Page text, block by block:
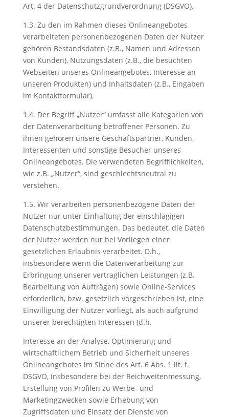
Art. 4 der Datenschutzgrundverordnung (DSGVO).
1.3. Zu den im Rahmen dieses Onlineangebotes
verarbeiteten personenbezogenen Daten der Nutzer
gehören Bestandsdaten (z.B., Namen und Adressen
von Kunden), Nutzungsdaten (z.B., die besuchten
Webseiten unseres Onlineangebotes, Interesse an
unseren Produkten) und Inhaltsdaten (z.B., Eingaben
im Kontaktformular).
1.4. Der Begriff „Nutzer“ umfasst alle Kategorien von
der Datenverarbeitung betroffener Personen. Zu
ihnen gehören unsere Geschäftspartner, Kunden,
Interessenten und sonstige Besucher unseres
Onlineangebotes. Die verwendeten Begrifflichkeiten,
wie z.B. „Nutzer“, sind geschlechtsneutral zu
verstehen.
1.5. Wir verarbeiten personenbezogene Daten der
Nutzer nur unter Einhaltung der einschlägigen
Datenschutzbestimmungen. Das bedeutet, die Daten
der Nutzer werden nur bei Vorliegen einer
gesetzlichen Erlaubnis verarbeitet. D.h.,
insbesondere wenn die Datenverarbeitung zur
Erbringung unserer vertraglichen Leistungen (z.B.
Bearbeitung von Aufträgen) sowie Online-Services
erforderlich, bzw. gesetzlich vorgeschrieben ist, eine
Einwilligung der Nutzer vorliegt, als auch aufgrund
unserer berechtigten Interessen (d.h.
Interesse an der Analyse, Optimierung und
wirtschaftlichem Betrieb und Sicherheit unseres
Onlineangebotes im Sinne des Art. 6 Abs. 1 lit. f.
DSGVO, insbesondere bei der Reichweitenmessung,
Erstellung von Profilen zu Werbe- und
Marketingzwecken sowie Erhebung von
Zugriffsdaten und Einsatz der Dienste von